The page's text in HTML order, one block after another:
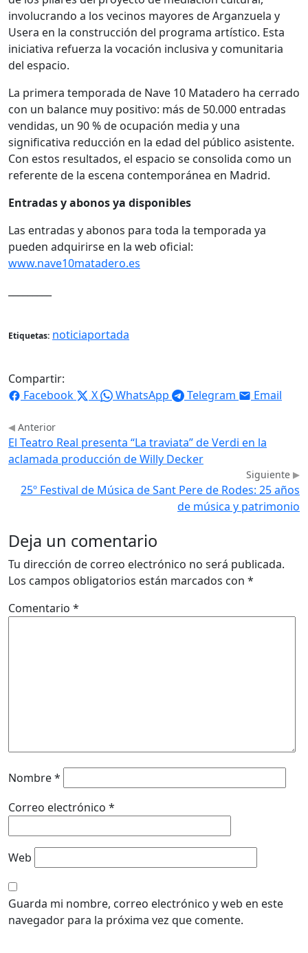
involucrando a los vecinos mayores de Arganzuela y
Usera en la construcción del programa artístico. Esta
iniciativa refuerza la vocación inclusiva y comunitaria
del espacio.
La primera temporada de Nave 10 Matadero ha cerrado
con un balance muy positivo: más de 50.000 entradas
vendidas, un 90 % de ocupación media y una
significativa reducción en la edad del público asistente.
Con estos resultados, el espacio se consolida como un
referente de la escena contemporánea en Madrid.
Entradas y abonos ya disponibles
Las entradas y abonos para toda la temporada ya
pueden adquirirse en la web oficial:
www.nave10matadero.es
Etiquetas: noticiaportada
Compartir:
Facebook
X WhatsApp Telegram Email
Anterior
El Teatro Real presenta “La traviata” de Verdi en la
aclamada producción de Willy Decker
Siguiente
25º Festival de Música de Sant Pere de Rodes: 25 años
de música y patrimonio
Deja un comentario
Tu dirección de correo electrónico no será publicada.
Los campos obligatorios están marcados con *
Comentario *
Nombre*
Correo electrónico *
Web
Guarda mi nombre, correo electrónico y web en este
navegador para la próxima vez que comente.